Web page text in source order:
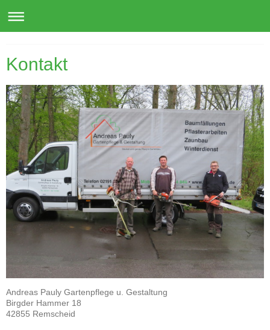
Kontakt
Andreas Pauly Gartenpflege u. Gestaltung
Birgder Hammer 18
42855 Remscheid